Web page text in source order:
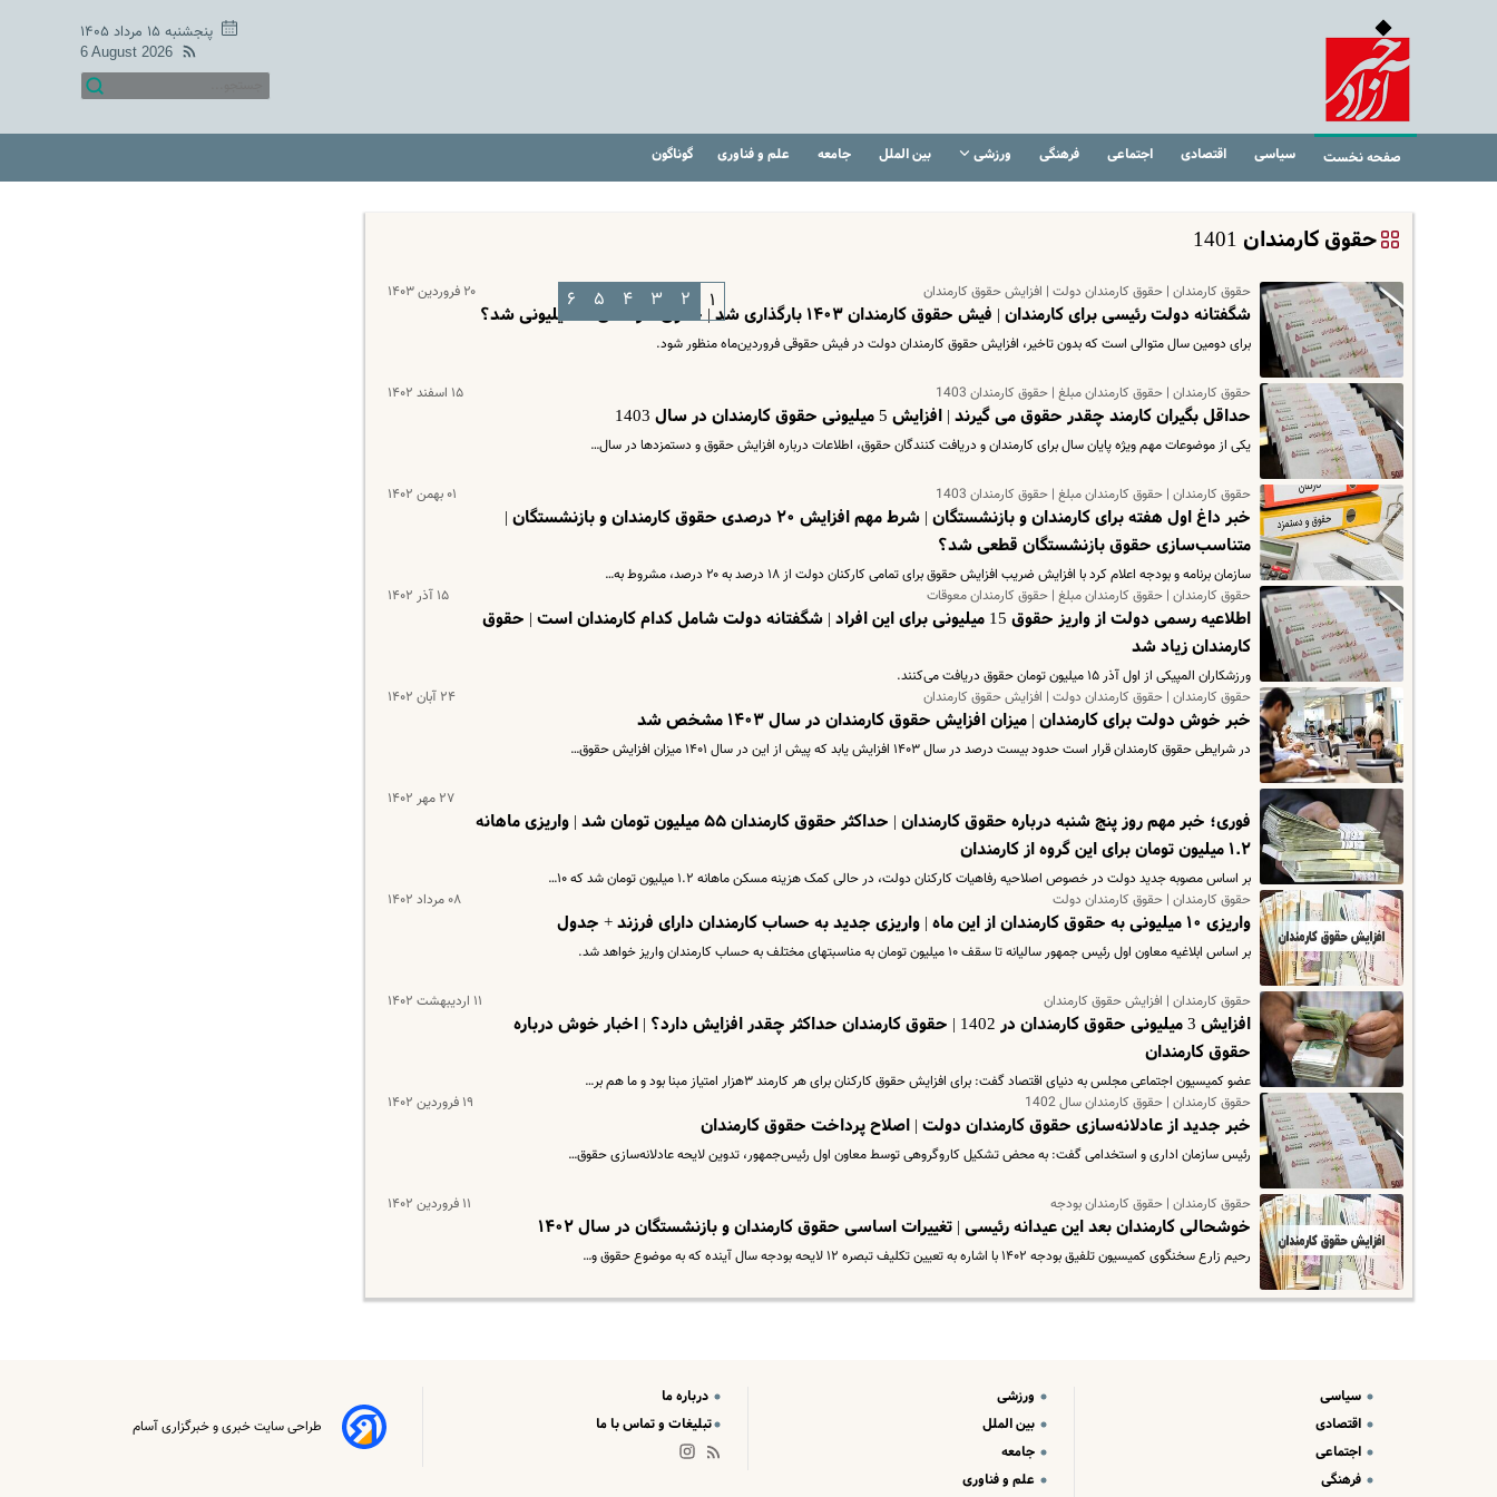
پنجشنبه ۱۵ مرداد ۱۴۰۵
6 August 2026
صفحه نخست سیاسی اقتصادی اجتماعی فرهنگی ورزشی بین الملل جامعه علم و فناوری گوناگون
حقوق کارمندان 1401
حقوق کارمندان | حقوق کارمندان دولت | افزایش حقوق کارمندان ۲۰ فروردین ۱۴۰۳
شگفتانه دولت رئیسی برای کارمندان | فیش حقوق کارمندان ۱۴۰۳ بارگذاری شد | حقوق کارمندان ۱۸ میلیونی شد؟
برای دومین سال متوالی است که بدون تاخیر، افزایش حقوق کارمندان دولت در فیش حقوقی فروردین‌ماه منظور شود.
حقوق کارمندان | حقوق کارمندان مبلغ | حقوق کارمندان 1403 ۱۵ اسفند ۱۴۰۲
حداقل بگیران کارمند چقدر حقوق می گیرند | افزایش 5 میلیونی حقوق کارمندان در سال 1403
یکی از موضوعات مهم ویژه پایان سال برای کارمندان و دریافت کنندگان حقوق، اطلاعات درباره افزایش حقوق و دستمزدها در سال…
حقوق کارمندان | حقوق کارمندان مبلغ | حقوق کارمندان 1403 ۰۱ بهمن ۱۴۰۲
خبر داغ اول هفته برای کارمندان و بازنشستگان | شرط مهم افزایش ۲۰ درصدی حقوق‌ کارمندان و بازنشستگان |
متناسب‌سازی حقوق بازنشستگان قطعی شد؟
سازمان برنامه و بودجه اعلام کرد با افزایش ضریب افزایش حقوق برای تمامی کارکنان دولت از ۱۸ درصد به ۲۰ درصد، مشروط به…
حقوق کارمندان | حقوق کارمندان مبلغ | حقوق کارمندان معوقات
۱۵ آذر ۱۴۰۲
اطلاعیه رسمی دولت از واریز حقوق 15 میلیونی برای این افراد | شگفتانه دولت شامل کدام کارمندان است | حقوق
کارمندان زیاد شد
ورزشکاران المپیکی از اول آذر ۱۵ میلیون تومان حقوق دریافت می‌کنند.
حقوق کارمندان | حقوق کارمندان دولت | افزایش حقوق کارمندان
۲۴ آبان ۱۴۰۲
خبر خوش دولت برای کارمندان | میزان افزایش حقوق کارمندان در سال ۱۴۰۳ مشخص شد
در شرایطی حقوق کارمندان قرار است حدود بیست درصد در سال ۱۴۰۳ افزایش یابد که پیش از این در سال ۱۴۰۱ میزان افزایش حقوق…
۲۷ مهر ۱۴۰۲
فوری؛ خبر مهم روز پنج شنبه درباره حقوق کارمندان | حداکثر حقوق کارمندان ۵۵ میلیون تومان شد | واریزی ماهانه
۱.۲ میلیون تومان برای این گروه از کارمندان
بر اساس مصوبه جدید دولت در خصوص اصلاحیه رفاهیات کارکنان دولت، در حالی کمک هزینه مسکن ماهانه ۱.۲ میلیون تومان شد که ۱۰…
حقوق کارمندان | حقوق کارمندان دولت
۰۸ مرداد ۱۴۰۲
واریزی ۱۰ میلیونی به حقوق کارمندان از این ماه | واریزی جدید به حساب کارمندان دارای فرزند + جدول
بر اساس ابلاغیه معاون اول رئیس جمهور سالیانه تا سقف ۱۰ میلیون تومان به مناسبتهای مختلف به حساب کارمندان واریز خواهد شد.
حقوق کارمندان | افزایش حقوق کارمندان ۱۱ اردیبهشت ۱۴۰۲
افزایش 3 میلیونی حقوق کارمندان در 1402 | حقوق کارمندان حداکثر چقدر افزایش دارد؟ | اخبار خوش درباره
حقوق کارمندان
عضو کمیسیون اجتماعی مجلس به دنیای اقتصاد گفت: برای افزایش حقوق کارکنان برای هر کارمند ۳هزار امتیاز مبنا بود و ما هم بر…
حقوق کارمندان | حقوق کارمندان سال 1402
۱۹ فروردین ۱۴۰۲
خبر جدید از عادلانه‌سازی حقوق کارمندان دولت | اصلاح پرداخت حقوق کارمندان
رئیس سازمان اداری و استخدامی گفت: به محض تشکیل کاروگروهی توسط معاون اول رئیس‌جمهور، تدوین لایحه عادلانه‌سازی حقوق…
حقوق کارمندان | حقوق کارمندان بودجه ۱۱ فروردین ۱۴۰۲
خوشحالی کارمندان بعد این عیدانه رئیسی | تغییرات اساسی حقوق کارمندان و بازنشستگان در سال ۱۴۰۲
رحیم زارع سخنگوی کمیسیون تلفیق بودجه ۱۴۰۲ با اشاره به تعیین تکلیف تبصره ۱۲ لایحه بودجه سال آینده که به موضوع حقوق و…
۱ ۲ ۳ ۴ ۵ ۶
سیاسی
اقتصادی
اجتماعی
فرهنگی
ورزشی
بین الملل
جامعه
علم و فناوری
درباره ما
تبلیغات و تماس با ما
طراحی سایت خبری و خبرگزاری آسام